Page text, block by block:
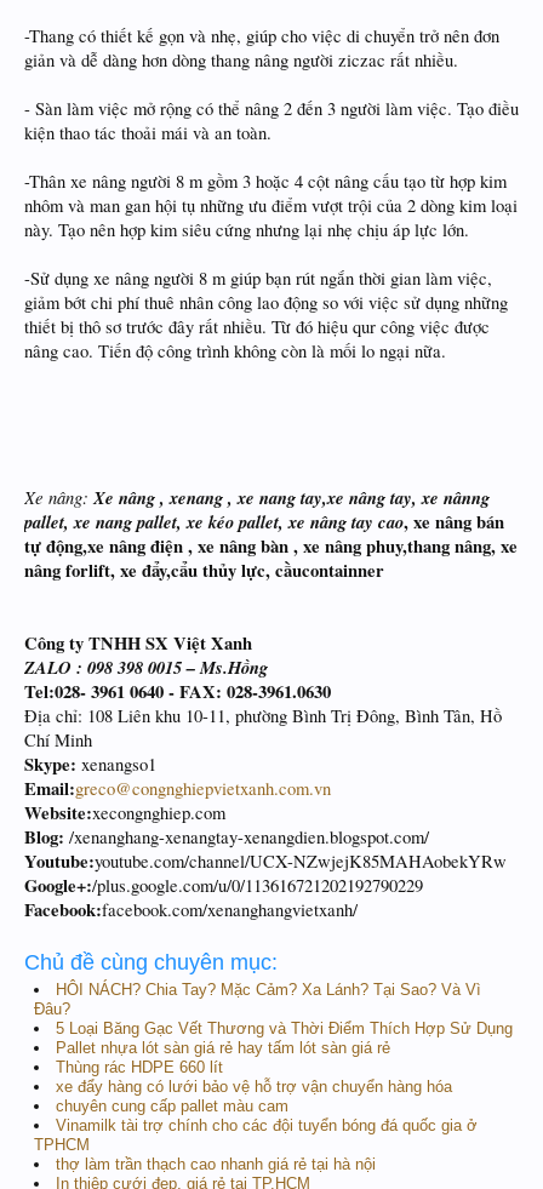
-Thang có thiết kế gọn và nhẹ, giúp cho việc di chuyển trở nên đơn
giản và dễ dàng hơn dòng thang nâng người ziczac rất nhiều.
- Sàn làm việc mở rộng có thể nâng 2 đến 3 người làm việc. Tạo điều
kiện thao tác thoải mái và an toàn.
-Thân xe nâng người 8 m gồm 3 hoặc 4 cột nâng cấu tạo từ hợp kim
nhôm và man gan hội tụ những ưu điểm vượt trội của 2 dòng kim loại
này. Tạo nên hợp kim siêu cứng nhưng lại nhẹ chịu áp lực lớn.
-Sử dụng xe nâng người 8 m giúp bạn rút ngắn thời gian làm việc,
giảm bớt chi phí thuê nhân công lao động so với việc sử dụng những
thiết bị thô sơ trước đây rất nhiều. Từ đó hiệu qur công việc được
nâng cao. Tiến độ công trình không còn là mối lo ngại nữa.
Xe nâng: Xe nâng ,xenang , xe nang tay,xe nâng tay, xe nânng
pallet, xe nang pallet, xe kéo pallet, xe nâng tay cao, xe nâng bán
tự động,xe nâng điện , xe nâng bàn , xe nâng phuy,thang nâng, xe
nâng forlift, xe đẩy,cẩu thủy lực, cầucontainner
Công ty TNHH SX Việt Xanh
ZALO : 098 398 0015 – Ms.Hồng
Tel:028- 3961 0640 - FAX: 028-3961.0630
Địa chỉ: 108 Liên khu 10-11, phường Bình Trị Đông, Bình Tân, Hồ
Chí Minh
Skype: xenangso1
Email:greco@congnghiepvietxanh.com.vn
Website:xecongnghiep.com
Blog: /xenanghang-xenangtay-xenangdien.blogspot.com/
Youtube:youtube.com/channel/UCX-NZwjejK85MAHAobekYRw
Google+:/plus.google.com/u/0/113616721202192790229
Facebook:facebook.com/xenanghangvietxanh/
Chủ đề cùng chuyên mục:
HÔI NÁCH? Chia Tay? Mặc Cảm? Xa Lánh? Tại Sao? Và Vì
Đâu?
5 Loại Băng Gạc Vết Thương và Thời Điểm Thích Hợp Sử Dụng
Pallet nhựa lót sàn giá rẻ hay tấm lót sàn giá rẻ
Thùng rác HDPE 660 lít
xe đẩy hàng có lưới bảo vệ hỗ trợ vận chuyển hàng hóa
chuyên cung cấp pallet màu cam
Vinamilk tài trợ chính cho các đội tuyển bóng đá quốc gia ở
TPHCM
thợ làm trần thạch cao nhanh giá rẻ tại hà nội
In thiệp cưới đẹp, giá rẻ tại TP.HCM